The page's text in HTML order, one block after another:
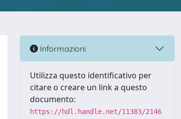
Informazioni
Utilizza questo identificativo per
citare o creare un link a questo
documento:
https://hdl.handle.net/11383/2146